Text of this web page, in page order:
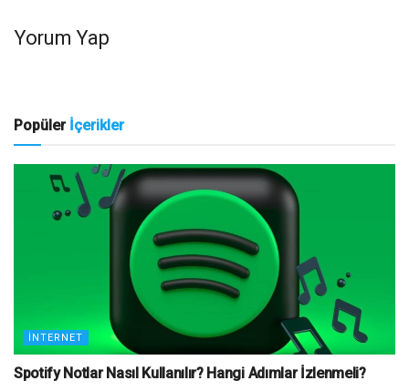
Yorum Yap
Popüler İçerikler
İNTERNET
Spotify Notlar Nasıl Kullanılır? Hangi Adımlar İzlenmeli?